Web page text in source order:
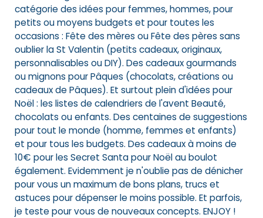
catégorie des idées pour femmes, hommes, pour
petits ou moyens budgets et pour toutes les
occasions : Fête des mères ou Fête des pères sans
oublier la St Valentin (petits cadeaux, originaux,
personnalisables ou DIY). Des cadeaux gourmands
ou mignons pour Pâques (chocolats, créations ou
cadeaux de Pâques). Et surtout plein d'idées pour
Noël : les listes de calendriers de l'avent Beauté,
chocolats ou enfants. Des centaines de suggestions
pour tout le monde (homme, femmes et enfants)
et pour tous les budgets. Des cadeaux à moins de
10€ pour les Secret Santa pour Noël au boulot
également. Evidemment je n'oublie pas de dénicher
pour vous un maximum de bons plans, trucs et
astuces pour dépenser le moins possible. Et parfois,
je teste pour vous de nouveaux concepts. ENJOY !